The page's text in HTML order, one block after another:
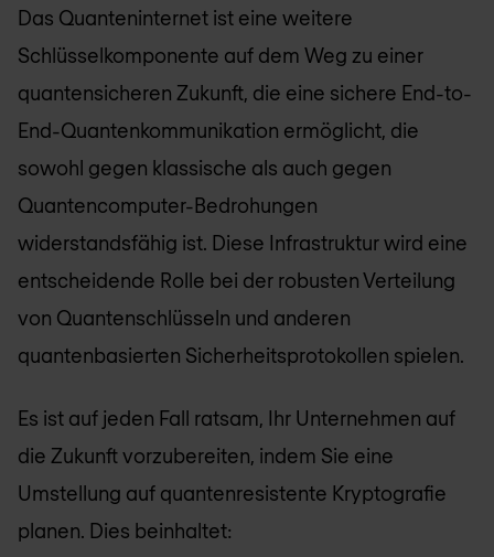
Das Quanteninternet ist eine weitere
Schlüsselkomponente auf dem Weg zu einer
quantensicheren Zukunft, die eine sichere End-to-
End-Quantenkommunikation ermöglicht, die
sowohl gegen klassische als auch gegen
Quantencomputer-Bedrohungen
widerstandsfähig ist. Diese Infrastruktur wird eine
entscheidende Rolle bei der robusten Verteilung
von Quantenschlüsseln und anderen
quantenbasierten Sicherheitsprotokollen spielen.
Es ist auf jeden Fall ratsam, Ihr Unternehmen auf
die Zukunft vorzubereiten, indem Sie eine
Umstellung auf quantenresistente Kryptografie
planen. Dies beinhaltet: